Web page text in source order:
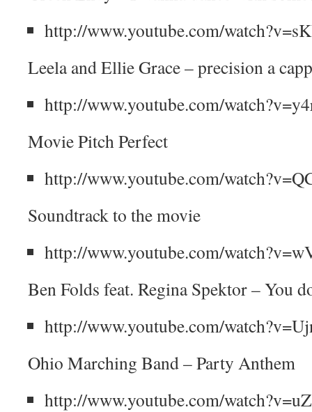
http://www.youtube.com/
Leela and Ellie Grace – precision a
http://www.youtube.com/
Movie Pitch Perfect
http://www.youtube.com/
Soundtrack to the movie
http://www.youtube.com/
Ben Folds feat. Regina Spektor – You
http://www.youtube.com/
Ohio Marching Band – Party Anthem
http://www.youtube.com/